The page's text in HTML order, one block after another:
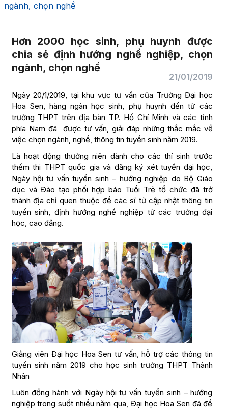
ngành, chọn nghề
Hơn 2000 học sinh, phụ huynh được
chia sẻ định hướng nghề nghiệp, chọn
ngành, chọn nghề
21/01/2019
Ngày 20/1/2019, tại khu vực tư vấn của Trường Đại học
Hoa Sen, hàng ngàn học sinh, phụ huynh đến từ các
trường THPT trên địa bàn TP. Hồ Chí Minh và các tỉnh
phía Nam đã được tư vấn, giải đáp những thắc mắc về
việc chọn ngành, nghề, thông tin tuyển sinh năm 2019.
Là hoạt động thường niên dành cho các thí sinh trước
thềm thi THPT quốc gia và đăng ký xét tuyển đại học,
Ngày hội tư vấn tuyển sinh – hướng nghiệp do Bộ Giáo
dục và Đào tạo phối hợp báo Tuổi Trẻ tổ chức đã trở
thành địa chỉ quen thuộc để các sĩ tử cập nhật thông tin
tuyển sinh, định hướng nghề nghiệp từ các trường đại
học, cao đẳng.
Giảng viên Đại học Hoa Sen tư vấn, hỗ trợ các thông tin
tuyển sinh năm 2019 cho học sinh trường THPT Thành
Nhân
Luôn đồng hành với Ngày hội tư vấn tuyển sinh – hướng
nghiệp trong suốt nhiều năm qua, Đại học Hoa Sen đã để